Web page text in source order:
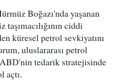
Boğazı'nda yaşanan
ciddi
küresel petrol sevkiyatını
uluslararası petrol
tedarik stratejisinde
açtı.